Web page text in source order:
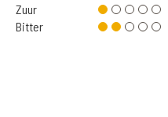
Zuur
Bitter